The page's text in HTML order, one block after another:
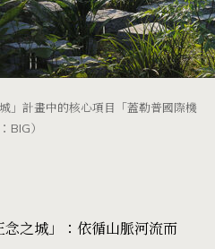
」計畫中的核心項目「蓋勒普國際機
BIG）
之城」：依循山脈河流而